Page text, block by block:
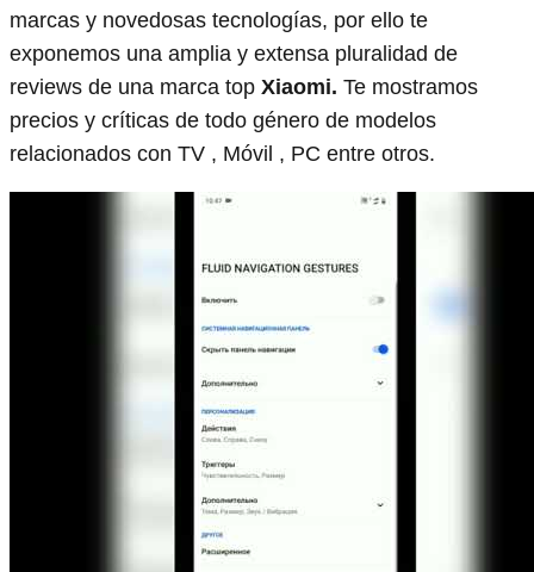
marcas y novedosas tecnologías, por ello te
exponemos una amplia y extensa pluralidad de
reviews de una marca top Xiaomi. Te mostramos
precios y críticas de todo género de modelos
relacionados con TV , Móvil , PC entre otros.